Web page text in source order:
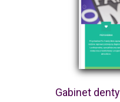
Gabinet